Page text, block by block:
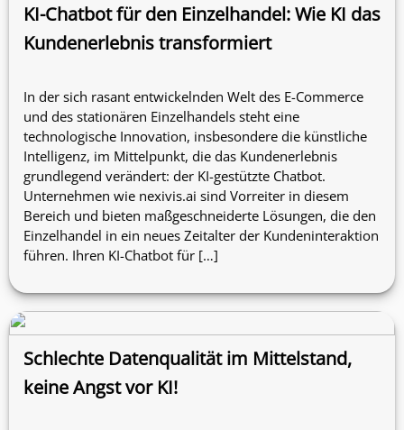
KI-Chatbot für den Einzelhandel: Wie KI das
Kundenerlebnis transformiert
In der sich rasant entwickelnden Welt des E-Commerce
und des stationären Einzelhandels steht eine
technologische Innovation, insbesondere die künstliche
Intelligenz, im Mittelpunkt, die das Kundenerlebnis
grundlegend verändert: der KI-gestützte Chatbot.
Unternehmen wie nexivis.ai sind Vorreiter in diesem
Bereich und bieten maßgeschneiderte Lösungen, die den
Einzelhandel in ein neues Zeitalter der Kundeninteraktion
führen. Ihren KI-Chatbot für […]
Schlechte Datenqualität im Mittelstand,
keine Angst vor KI!